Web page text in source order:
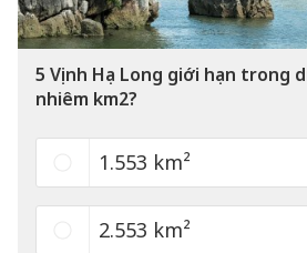
5 Vịnh Hạ Long giới hạn trong
nhiêm km2?
1.553 km²
2.553 km²